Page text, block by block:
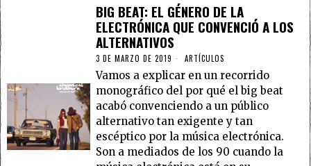
BIG BEAT: EL GÉNERO DE LA
ELECTRÓNICA QUE CONVENCIÓ A LOS
ALTERNATIVOS
3 DE MARZO DE 2019 ARTÍCULOS
Vamos a explicar en un recorrido
monográfico del por qué el big beat
acabó convenciendo a un público
alternativo tan exigente y tan
escéptico por la música electrónica.
Son a mediados de los 90 cuando la